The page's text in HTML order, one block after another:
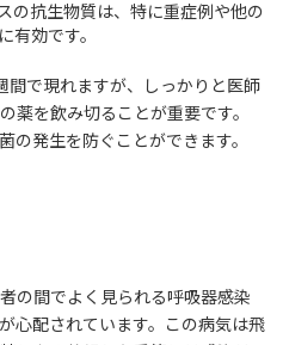
の抗生物質は、特に重症例や他の
有効です。
間で現れますが、しっかりと医師
薬を飲み切ることが重要です。
の発生を防ぐことができます。
の間でよく見られる呼吸器感染
心配されています。この病気は飛